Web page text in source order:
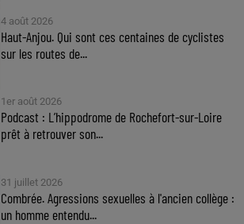
4 août 2026
Haut-Anjou. Qui sont ces centaines de cyclistes
sur les routes de...
1er août 2026
Podcast : L’hippodrome de Rochefort-sur-Loire
prêt à retrouver son...
31 juillet 2026
Combrée. Agressions sexuelles à l'ancien collège :
un homme entendu...